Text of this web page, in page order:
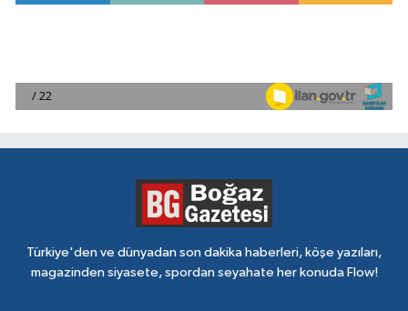
Türkiye'den ve dünyadan son dakika haberleri, köşe yazıları,
magazinden siyasete, spordan seyahate her konuda Flow!